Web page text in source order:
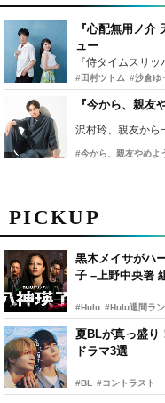
PICKUP
黒木メイサがハ
子 –上野中央署
#Hulu #Hulu週間ラ
夏BLが真っ盛り
ドラマ3選
#BL #コントラスト
『心配無用ノ
ュー
#田村ツトム #沙倉ゆ
『今から、親友
沢村玲、親友か
#今から、親友やめよ